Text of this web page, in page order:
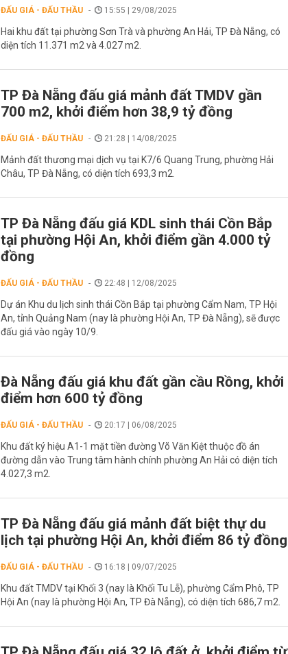
ĐẤU GIÁ - ĐẤU THẦU 15:55 | 29/08/2025
Hai khu đất tại phường Sơn Trà và phường An Hải, TP Đà Nẵng, có
diện tích 11.371 m2 và 4.027 m2.
TP Đà Nẵng đấu giá mảnh đất TMDV gần
700 m2, khởi điểm hơn 38,9 tỷ đồng
ĐẤU GIÁ - ĐẤU THẦU 21:28 | 14/08/2025
Mảnh đất thương mại dịch vụ tại K7/6 Quang Trung, phường Hải
Châu, TP Đà Nẵng, có diện tích 693,3 m2.
TP Đà Nẵng đấu giá KDL sinh thái Cồn Bắp
tại phường Hội An, khởi điểm gần 4.000 tỷ
đồng
ĐẤU GIÁ - ĐẤU THẦU 22:48 | 12/08/2025
Dự án Khu du lịch sinh thái Cồn Bắp tại phường Cẩm Nam, TP Hội
An, tỉnh Quảng Nam (nay là phường Hội An, TP Đà Nẵng), sẽ được
đấu giá vào ngày 10/9.
Đà Nẵng đấu giá khu đất gần cầu Rồng, khởi
điểm hơn 600 tỷ đồng
ĐẤU GIÁ - ĐẤU THẦU 20:17 | 06/08/2025
Khu đất ký hiệu A1-1 mặt tiền đường Võ Văn Kiệt thuộc đồ án
đường dẫn vào Trung tâm hành chính phường An Hải có diện tích
4.027,3 m2.
TP Đà Nẵng đấu giá mảnh đất biệt thự du
lịch tại phường Hội An, khởi điểm 86 tỷ đồng
ĐẤU GIÁ - ĐẤU THẦU 16:18 | 09/07/2025
Khu đất TMDV tại Khối 3 (nay là Khối Tu Lễ), phường Cẩm Phô, TP
Hội An (nay là phường Hội An, TP Đà Nẵng), có diện tích 686,7 m2.